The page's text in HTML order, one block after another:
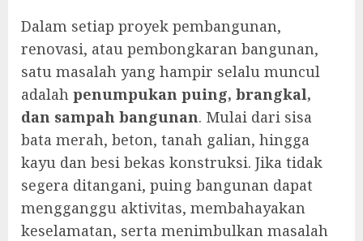
Dalam setiap proyek pembangunan,
renovasi, atau pembongkaran bangunan,
satu masalah yang hampir selalu muncul
adalah penumpukan puing, brangkal,
dan sampah bangunan. Mulai dari sisa
bata merah, beton, tanah galian, hingga
kayu dan besi bekas konstruksi. Jika tidak
segera ditangani, puing bangunan dapat
mengganggu aktivitas, membahayakan
keselamatan, serta menimbulkan masalah